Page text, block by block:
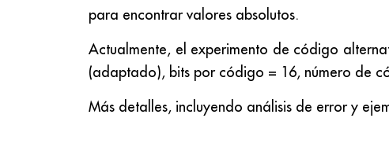
para encontrar valores absolutos.
Actualmente, el experimento de código
(adaptado), bits por código = 16, número de
Más detalles, incluyendo análisis de error y